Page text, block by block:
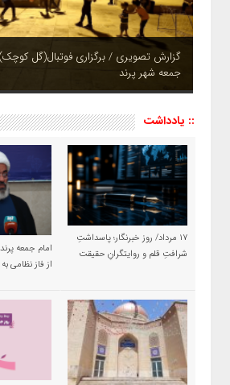
چشم نوازی بوستان های شهر پرند در فصل
:: یادداشت
۱۷ مرداد/ روز خبرنگار؛ پاسداشتِ
شرافتِ قلم و روایتگرانِ حقیقت
امام جمعه
از فاز نظامی